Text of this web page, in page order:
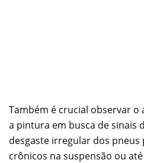
Também é crucial observar
a pintura em busca de sinais
desgaste irregular dos
crônicos na suspensão ou